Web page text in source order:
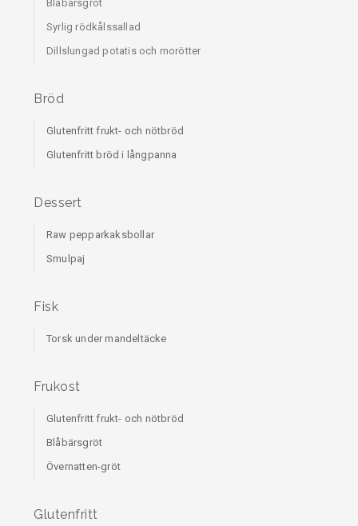
Blåbärsgröt
Syrlig rödkålssallad
Dillslungad potatis och morötter
Bröd
Glutenfritt frukt- och nötbröd
Glutenfritt bröd i långpanna
Dessert
Raw pepparkaksbollar
Smulpaj
Fisk
Torsk under mandeltäcke
Frukost
Glutenfritt frukt- och nötbröd
Blåbärsgröt
Övernatten-gröt
Glutenfritt